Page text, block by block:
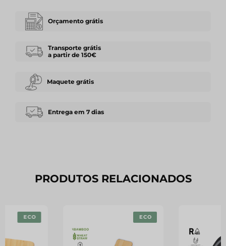
Orçamento grátis
Transporte grátis
a partir de 150€
Maquete grátis
Entrega em 7 dias
PRODUTOS RELACIONADOS
ECO ECO